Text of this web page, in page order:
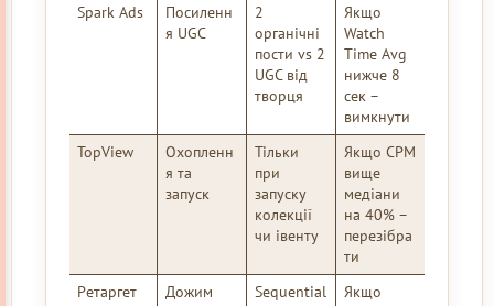
Spark Ads
Посиленн
я UGC
2
органічні
пости vs 2
UGC від
творця
Якщо
Watch
Time Avg
нижче 8
сек –
вимкнути
TopView
Охопленн
я та
запуск
Тільки
при
запуску
колекції
чи івенту
Якщо CPM
вище
медіани
на 40% –
перезібра
ти
Ретаргет
Дожим
Sequential
Якщо